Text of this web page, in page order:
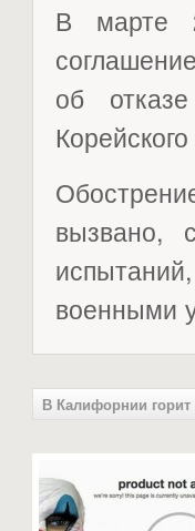
В марте
об
вызвано,
военными
В Калифорнии